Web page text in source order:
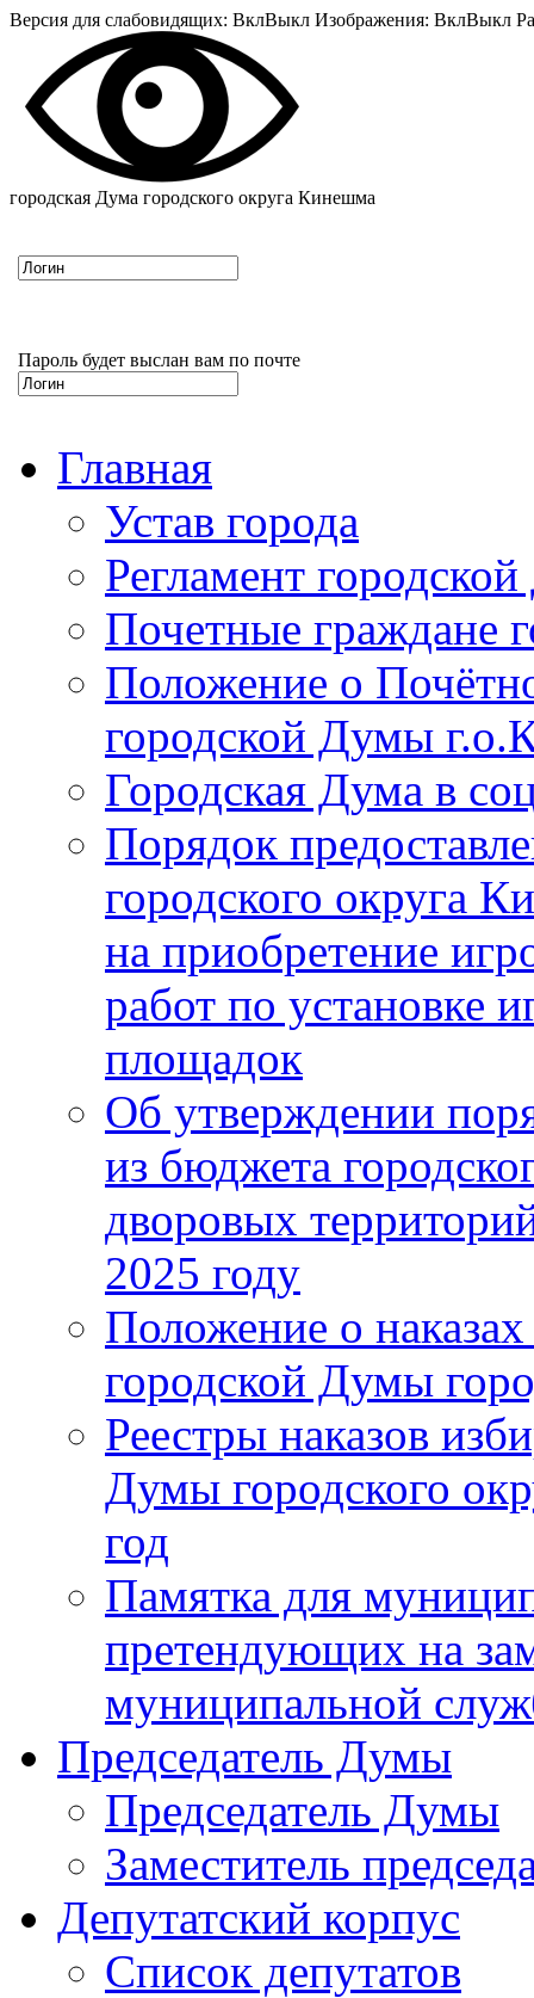
Версия для слабовидящих: ВклВыкл Изображения: ВклВыкл
городская Дума городского округа Кинешма
Пароль будет выслан вам по почте
Главная
Устав города
Регламент
Почетные граждане
Положение о
городской Думы
Городская Дума в
Порядок
городского округа
на приобретение
работ по установке
площадок
Об утверждении
из бюджета
дворовых
2025 году
Положение о
городской Думы
Реестры наказов
Думы городского
год
Памятка для
претендующих на
муниципальной
Председатель Думы
Председатель Думы
Заместитель
Депутатский корпус
Список депутатов